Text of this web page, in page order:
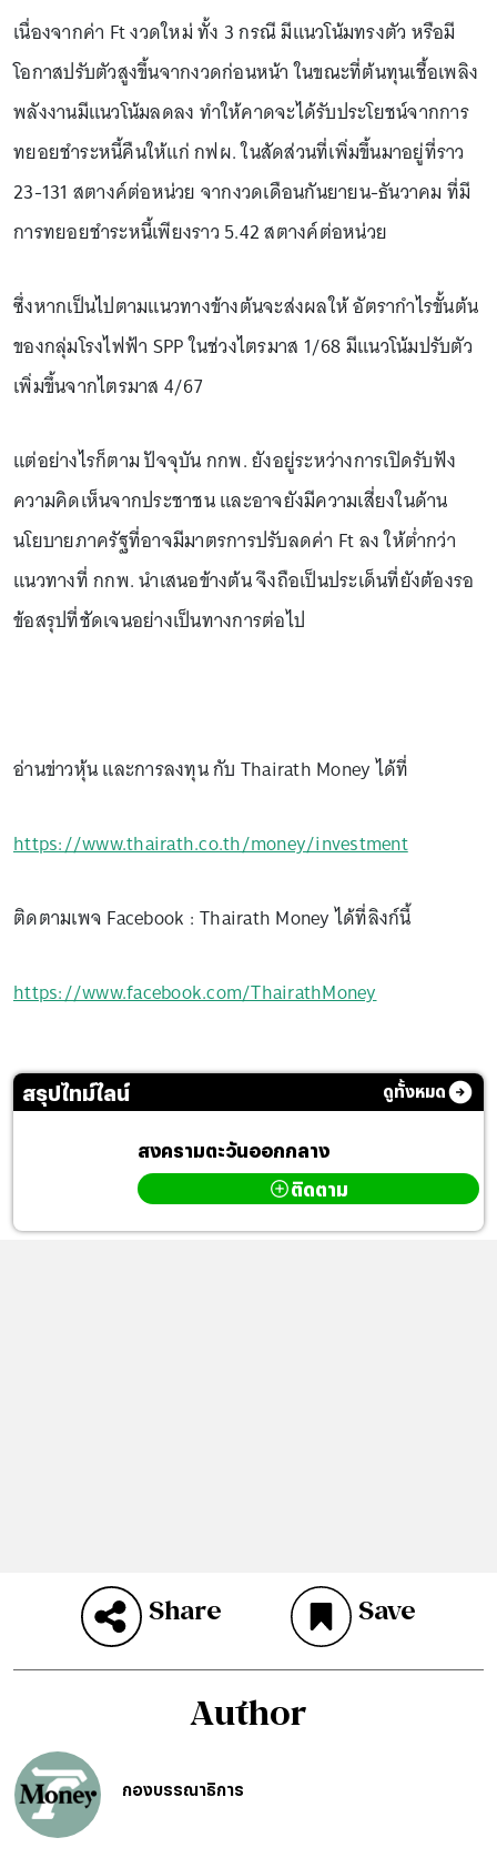
เนื่องจากค่า Ft งวดใหม่ ทั้ง 3 กรณี มีแนวโน้มทรงตัว หรือมี
โอกาสปรับตัวสูงขึ้นจากงวดก่อนหน้า ในขณะที่ต้นทุนเชื้อเพลิง
พลังงานมีแนวโน้มลดลง ทำให้คาดจะได้รับประโยชน์จากการ
ทยอยชำระหนี้คืนให้แก่ กฟผ. ในสัดส่วนที่เพิ่มขึ้นมาอยู่ที่ราว
23-131 สตางค์ต่อหน่วย จากงวดเดือนกันยายน-ธันวาคม ที่มี
การทยอยชำระหนี้เพียงราว 5.42 สตางค์ต่อหน่วย
ซึ่งหากเป็นไปตามแนวทางข้างต้นจะส่งผลให้ อัตรากำไรขั้นต้น
ของกลุ่มโรงไฟฟ้า SPP ในช่วงไตรมาส 1/68 มีแนวโน้มปรับตัว
เพิ่มขึ้นจากไตรมาส 4/67
แต่อย่างไรก็ตาม ปัจจุบัน กกพ. ยังอยู่ระหว่างการเปิดรับฟัง
ความคิดเห็นจากประชาชน และอาจยังมีความเสี่ยงในด้าน
นโยบายภาครัฐที่อาจมีมาตรการปรับลดค่า Ft ลง ให้ต่ำกว่า
แนวทางที่ กกพ. นำเสนอข้างต้น จึงถือเป็นประเด็นที่ยังต้องรอ
ข้อสรุปที่ชัดเจนอย่างเป็นทางการต่อไป
อ่านข่าวหุ้น และการลงทุน กับ Thairath Money ได้ที่
https://www.thairath.co.th/money/investment
ติดตามเพจ Facebook : Thairath Money ได้ที่ลิงก์นี้
https://www.facebook.com/ThairathMoney
สรุปไทม์ไลน์ ดูทั้งหมด
สงครามตะวันออกกลาง
ติดตาม
Share Save
Author
กองบรรณาธิการ